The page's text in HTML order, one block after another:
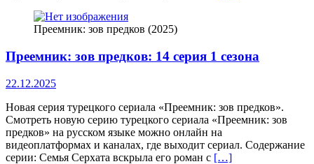
Преемник: зов предков (2025)
Преемник: зов предков: 14 серия 1 сезона
22.12.2025
Новая серия турецкого сериала «Преемник: зов предков».
Смотреть новую серию турецкого сериала «Преемник: зов
предков» на русском языке можно онлайн на
видеоплатформах и каналах, где выходит сериал. Содержание
серии: Семья Серхата вскрыла его роман с […]